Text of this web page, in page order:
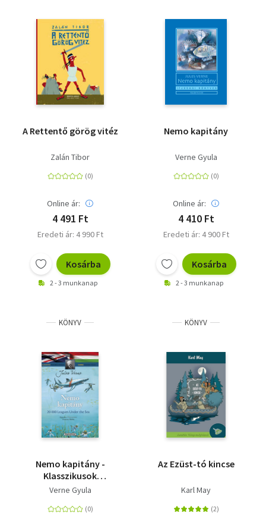
A Rettentő görög vitéz
Zalán Tibor
Online ár:
4 491 Ft
Eredeti ár: 4 990 Ft
Kosárba
2 - 3 munkanap
Nemo kapitány
Verne Gyula
Online ár:
4 410 Ft
Eredeti ár: 4 900 Ft
Kosárba
2 - 3 munkanap
KÖNYV
Nemo kapitány -
Klasszikusok
magyarul-angolul
Verne Gyula
KÖNYV
Az Ezüst-tó kincse
Karl May